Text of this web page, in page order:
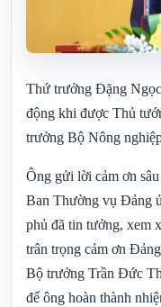
Thứ trưởng Đặng
động khi được Thủ
trưởng Bộ Nông
Ông gửi lời cảm ơn
Ban Thường vụ Đảng
phủ đã tin tưởng, xem
trân trọng cảm ơn
Bộ trưởng Trần Đức
để ông hoàn thành